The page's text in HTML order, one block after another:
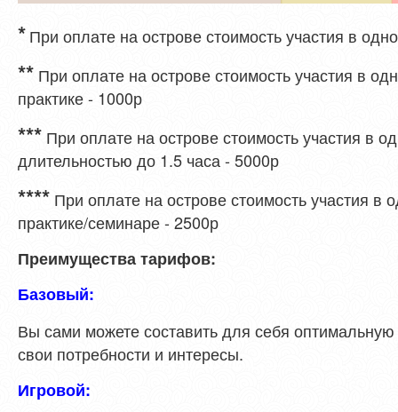
*При оплате на острове стоимость участия в
** При оплате на острове стоимость участия в
практике - 1000р
*** При оплате на острове стоимость участия в
длительностью до 1.5 часа - 5000р
**** При оплате на острове стоимость участия в
практике/семинаре - 2500р
Преимущества тарифов:
Базовый:
Вы сами можете составить для себя
свои потребности и интересы.
Игровой: